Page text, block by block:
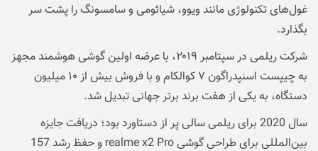
غول‌های تکنولوژی مانند ویوو، شیائومی و سامسونگ را پشت سر
بگذارد.
شرکت ریلمی در سپتامبر ۲۰۱۹، با عرضه اولین گوشی هوشمند مجهز
به چیپست اسنپدراگون ۷ کوالکام و با فروش بیش از ۱۰ میلیون
دستگاه، به یکی از هفت برند برتر جهانی تبدیل شد.
سال 2020 برای ریلمی سالی پر از دستاورد بود؛ دریافت جایزه
بین‌المللی برای طراحی گوشی realme x2 Pro و حفظ رشد 157